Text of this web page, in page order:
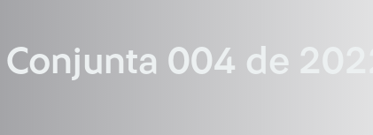
004 de 2022